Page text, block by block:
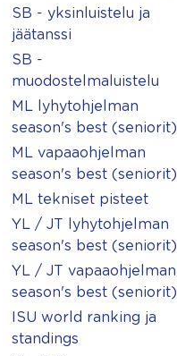
SB - yksinluistelu ja
jäätanssi
SB -
muodostelmaluistelu
ML lyhytohjelman
season's best (seniorit)
ML vapaaohjelman
season's best (seniorit)
ML tekniset pisteet
YL / JT lyhytohjelman
season's best (seniorit)
YL / JT vapaaohjelman
season's best (seniorit)
ISU world ranking ja
standings